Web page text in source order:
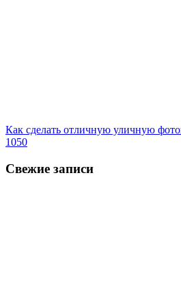
Как сделать отличную уличную
1050
Свежие записи